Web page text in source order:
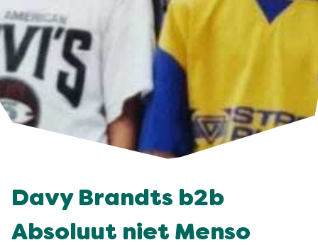
Davy Brandts b2b
Absoluut niet Menso